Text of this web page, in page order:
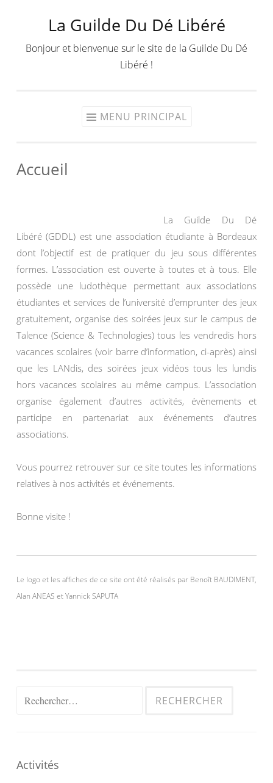
contenu
La Guilde Du Dé Libéré
Bonjour et bienvenue sur le site de la Guilde Du Dé
Libéré !
MENU PRINCIPAL
Accueil
La Guilde Du Dé
Libéré (GDDL) est une association étudiante à Bordeaux
dont l’objectif est de pratiquer du jeu sous différentes
formes. L’association est ouverte à toutes et à tous. Elle
possède une ludothèque permettant aux associations
étudiantes et services de l’université d’emprunter des jeux
gratuitement, organise des soirées jeux sur le campus de
Talence (Science & Technologies) tous les vendredis hors
vacances scolaires (voir barre d’information, ci-après) ainsi
que les LANdis, des soirées jeux vidéos tous les lundis
hors vacances scolaires au même campus. L’association
organise également d’autres activités, évènements et
participe en partenariat aux événements d’autres
associations.
Vous pourrez retrouver sur ce site toutes les informations
relatives à nos activités et événements.
Bonne visite !
Le logo et les affiches de ce site ont été réalisés par Benoît BAUDIMENT,
Alan ANEAS et Yannick SAPUTA
Rechercher :
Activités